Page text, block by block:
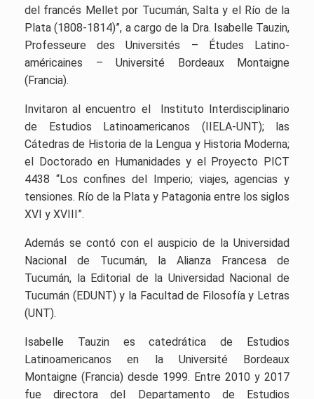
del francés Mellet por Tucumán, Salta y el Río de la
Plata (1808-1814)”, a cargo de la Dra. Isabelle Tauzin,
Professeure des Universités – Études Latino-
américaines – Université Bordeaux Montaigne
(Francia).
Invitaron al encuentro el Instituto Interdisciplinario
de Estudios Latinoamericanos (IIELA-UNT); las
Cátedras de Historia de la Lengua y Historia Moderna;
el Doctorado en Humanidades y el Proyecto PICT
4438 “Los confines del Imperio; viajes, agencias y
tensiones. Río de la Plata y Patagonia entre los siglos
XVI y XVIII”.
Además se contó con el auspicio de la Universidad
Nacional de Tucumán, la Alianza Francesa de
Tucumán, la Editorial de la Universidad Nacional de
Tucumán (EDUNT) y la Facultad de Filosofía y Letras
(UNT).
Isabelle Tauzin es catedrática de Estudios
Latinoamericanos en la Université Bordeaux
Montaigne (Francia) desde 1999. Entre 2010 y 2017
fue directora del Departamento de Estudios